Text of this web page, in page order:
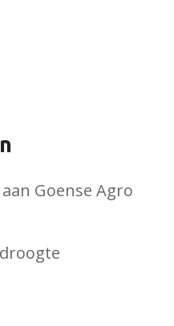
Goense Agro